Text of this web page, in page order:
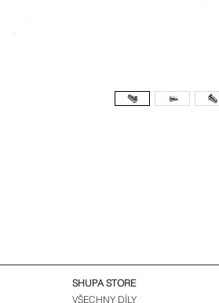
SHUPA STORE
VŠECHNY DÍLY